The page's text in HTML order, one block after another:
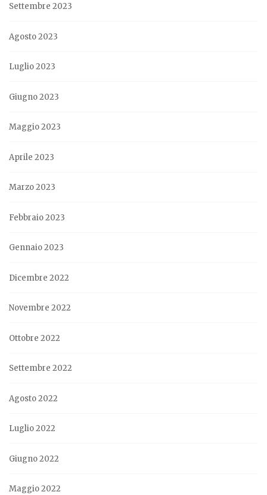
Settembre 2023
Agosto 2023
Luglio 2023
Giugno 2023
Maggio 2023
Aprile 2023
Marzo 2023
Febbraio 2023
Gennaio 2023
Dicembre 2022
Novembre 2022
Ottobre 2022
Settembre 2022
Agosto 2022
Luglio 2022
Giugno 2022
Maggio 2022